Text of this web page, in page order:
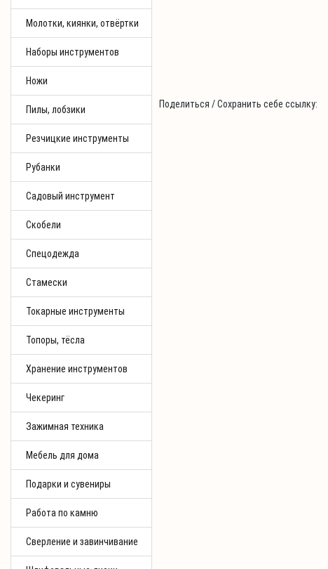
Молотки, киянки, отвёртки
Наборы инструментов
Ножи
Пилы, лобзики
Резчицкие инструменты
Рубанки
Садовый инструмент
Скобели
Спецодежда
Стамески
Токарные инструменты
Топоры, тёсла
Хранение инструментов
Чекеринг
Зажимная техника
Мебель для дома
Подарки и сувениры
Работа по камню
Сверление и завинчивание
Поделиться / Сохранить себе ссылку: